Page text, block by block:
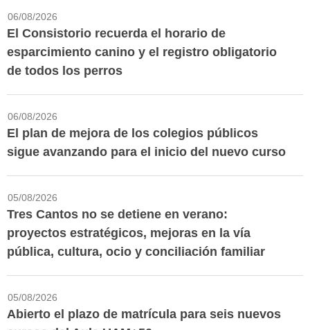
06/08/2026
El Consistorio recuerda el horario de
esparcimiento canino y el registro obligatorio
de todos los perros
06/08/2026
El plan de mejora de los colegios públicos
sigue avanzando para el inicio del nuevo curso
05/08/2026
Tres Cantos no se detiene en verano:
proyectos estratégicos, mejoras en la vía
pública, cultura, ocio y conciliación familiar
05/08/2026
Abierto el plazo de matrícula para seis nuevos